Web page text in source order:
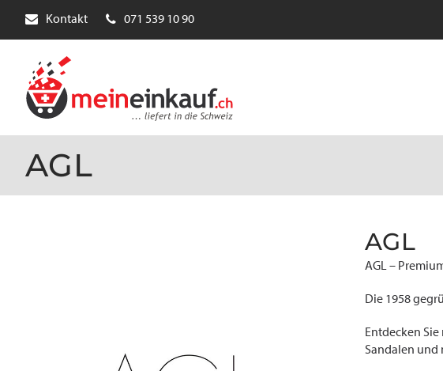
Kontakt 071 539 10 90
AGL
AGL
AGL –
Die 1958
Entdecken
Sandalen und